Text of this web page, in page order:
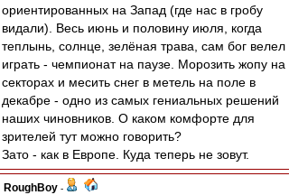
ориентированных на Запад (где нас в гробу
видали). Весь июнь и половину июля, когда
теплынь, солнце, зелёная трава, сам бог велел
играть - чемпионат на паузе. Морозить жопу на
секторах и месить снег в метель на поле в
декабре - одно из самых гениальных решений
наших чиновников. О каком комфорте для
зрителей тут можно говорить?
Зато - как в Европе. Куда теперь не зовут.
RoughBoy -